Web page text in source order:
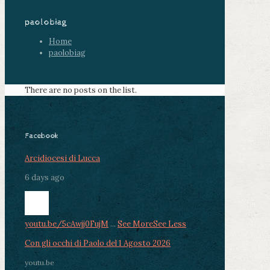
paolobiag
Home
paolobiag
There are no posts on the list.
Facebook
Arcidiocesi di Lucca
6 days ago
youtu.be/5cAwjj0FujM ... See MoreSee Less
Con gli occhi di Paolo del 1 Agosto 2026
youtu.be